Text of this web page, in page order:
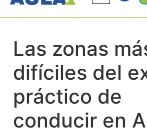
Las zonas
difíciles del
práctico de
conducir en